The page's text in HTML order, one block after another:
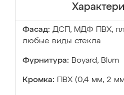
Фасад: ДСП, МДФ ПВХ,
любые виды стекла
Фурнитура: Boyard, Blum
Кромка: ПВХ (0,4 мм, 2